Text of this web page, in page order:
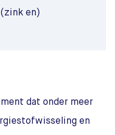
en)
dat onder meer
en